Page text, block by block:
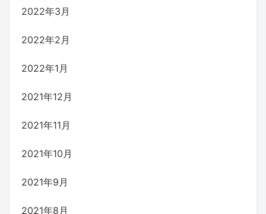
2022年3月
2022年2月
2022年1月
2021年12月
2021年11月
2021年10月
2021年9月
2021年8月